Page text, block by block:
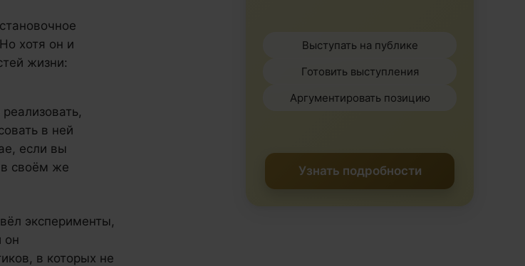
хотя он и
жизни:
в ней
если вы
в своём же
эксперименты,
он
в которых не
Выступать на публике
Готовить выступления
Аргументировать позицию
Узнать подробности